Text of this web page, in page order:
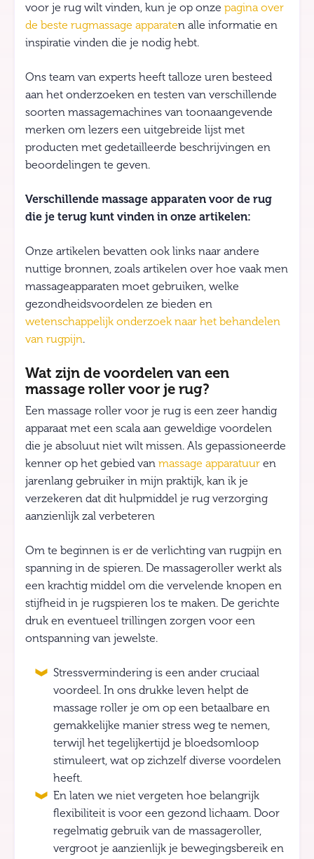
voor je rug wilt vinden, kun je op onze pagina over
de beste rugmassage apparaten alle informatie en
inspiratie vinden die je nodig hebt.
Ons team van experts heeft talloze uren besteed
aan het onderzoeken en testen van verschillende
soorten massagemachines van toonaangevende
merken om lezers een uitgebreide lijst met
producten met gedetailleerde beschrijvingen en
beoordelingen te geven.
Verschillende massage apparaten voor de rug
die je terug kunt vinden in onze artikelen:
Onze artikelen bevatten ook links naar andere
nuttige bronnen, zoals artikelen over hoe vaak men
massageapparaten moet gebruiken, welke
gezondheidsvoordelen ze bieden en
wetenschappelijk onderzoek naar het behandelen
van rugpijn.
Wat zijn de voordelen van een
massage roller voor je rug?
Een massage roller voor je rug is een zeer handig
apparaat met een scala aan geweldige voordelen
die je absoluut niet wilt missen. Als gepassioneerde
kenner op het gebied van massage apparatuur en
jarenlang gebruiker in mijn praktijk, kan ik je
verzekeren dat dit hulpmiddel je rug verzorging
aanzienlijk zal verbeteren
Om te beginnen is er de verlichting van rugpijn en
spanning in de spieren. De massageroller werkt als
een krachtig middel om die vervelende knopen en
stijfheid in je rugspieren los te maken. De gerichte
druk en eventueel trillingen zorgen voor een
ontspanning van jewelste.
Stressvermindering is een ander cruciaal
voordeel. In ons drukke leven helpt de
massage roller je om op een betaalbare en
gemakkelijke manier stress weg te nemen,
terwijl het tegelijkertijd je bloedsomloop
stimuleert, wat op zichzelf diverse voordelen
heeft.
En laten we niet vergeten hoe belangrijk
flexibiliteit is voor een gezond lichaam. Door
regelmatig gebruik van de massageroller,
vergroot je aanzienlijk je bewegingsbereik en